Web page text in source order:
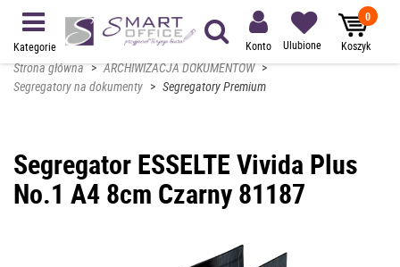
Kategorie Konto Ulubione
0
Koszyk
Strona główna > ARCHIWIZACJA DOKUMENTÓW >
Segregatory na dokumenty > Segregatory Premium
Segregator ESSELTE Vivida Plus
No.1 A4 8cm Czarny 81187